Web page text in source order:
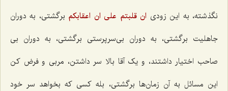
نگذشته، به این زودی‌ ان قلبتم على ان اعقابکم‌ برگشتی، به دوران
جاهلیت برگشتی، به دوران بی‌سرپرستی برگشتی، به دوران بی
صاحب اختیار داشتند، و یک آقا بالا سر داشتن، مربی و فرض کن
این مسائل به آن زمان‌ها برگشتی، بله کسی که بخواهد سر خود